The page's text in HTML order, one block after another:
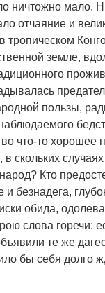
ничтожно мало.
отчаяние и
тропическом
земле,
пользы,
что-то хорошее
в скольких
Кто
безнадега,
обида,
слова горечи:
те же
бы себя долго